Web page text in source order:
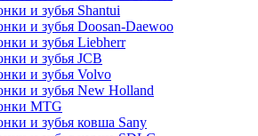
и зубья Shantui
и зубья Doosan-Daewoo
и зубья Liebherr
и зубья JCB
и зубья Volvo
и зубья New Holland
MTG
и зубья ковша Sany